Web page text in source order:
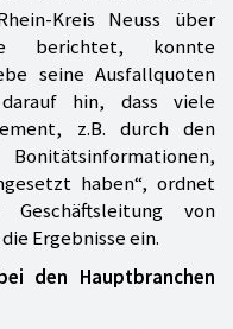
Kreis Neuss über
berichtet, konnte
seine Ausfallquoten
hin, dass viele
z.B. durch den
haben“, ordnet
von
Ergebnisse ein.
den Hauptbranchen